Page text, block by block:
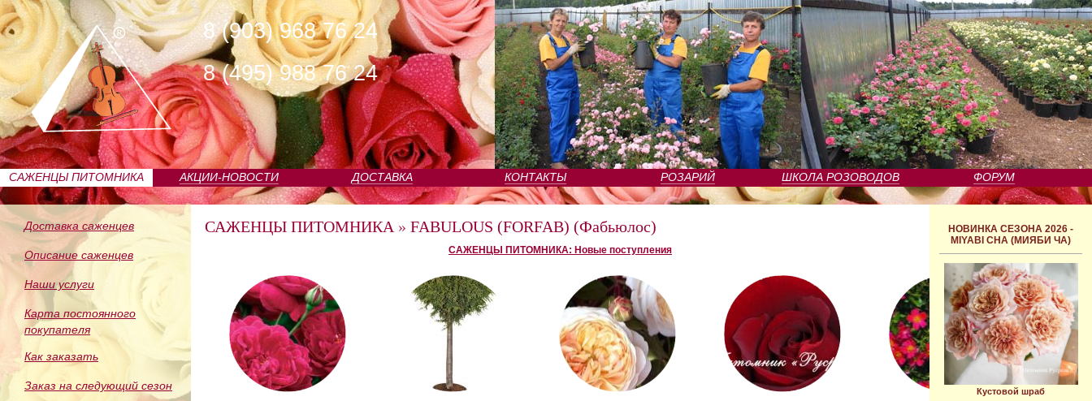
8 (903) 968 76 24
8 (495) 988 76 24
САЖЕНЦЫ ПИТОМНИКА АКЦИИ-НОВОСТИ ДОСТАВКА КОНТАКТЫ РОЗАРИЙ ШКОЛА РОЗОВОДОВ ФОРУМ
Доставка саженцев
Описание саженцев
Наши услуги
Карта постоянного
покупателя
Как заказать
Заказ на следующий сезон
НОВИНКА СЕЗОНА 2026 -
MIYABI CHA (МИЯБИ ЧА)
Кустовой шраб
САЖЕНЦЫ ПИТОМНИКА » FABULOUS (FORFAB) (Фабьюлос)
САЖЕНЦЫ ПИТОМНИКА: Новые поступления